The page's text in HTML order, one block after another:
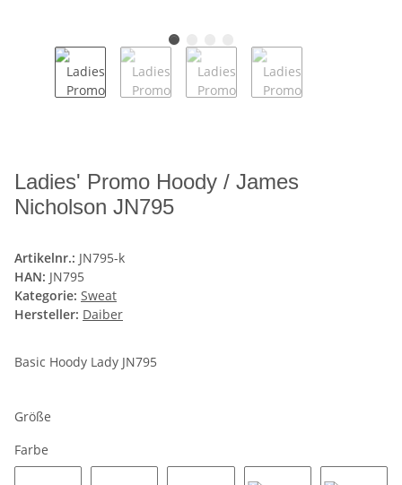
Ladies' Promo Hoody / James
Nicholson JN795
Artikelnr.: JN795-k
HAN: JN795
Kategorie: Sweat
Hersteller: Daiber
Basic Hoody Lady JN795
Größe
Farbe